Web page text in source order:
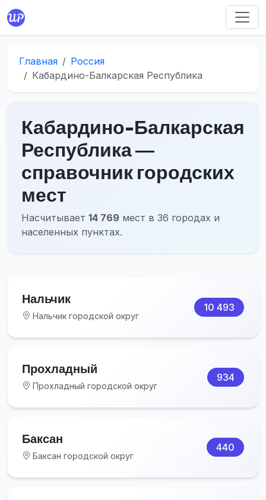
Главная
Россия
Кабардино-Балкарская Республика
Кабардино-Балкарская
Республика ―
справочник городских
мест
Насчитывает 14 769 мест в 36 городах и
населенных пунктах.
Нальчик
Нальчик городской округ
10 493
Прохладный
Прохладный городской округ
934
Баксан
Баксан городской округ
440